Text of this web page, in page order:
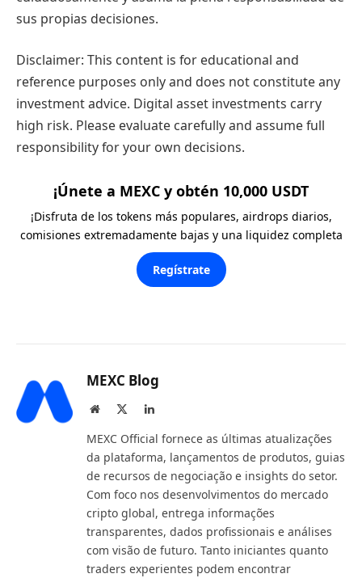
sus propias decisiones.
Disclaimer: This content is for educational and
reference purposes only and does not constitute any
investment advice. Digital asset investments carry
high risk. Please evaluate carefully and assume full
responsibility for your own decisions.
¡Únete a MEXC y obtén 10,000 USDT
¡Disfruta de los tokens más populares, airdrops diarios,
comisiones extremadamente bajas y una liquidez completa
Regístrate
MEXC Blog
Website LinkedIn
MEXC Official fornece as últimas atualizações
da plataforma, lançamentos de produtos, guias
de recursos de negociação e insights do setor.
Com foco nos desenvolvimentos do mercado
cripto global, entrega informações
transparentes, dados profissionais e análises
com visão de futuro. Tanto iniciantes quanto
traders experientes podem encontrar